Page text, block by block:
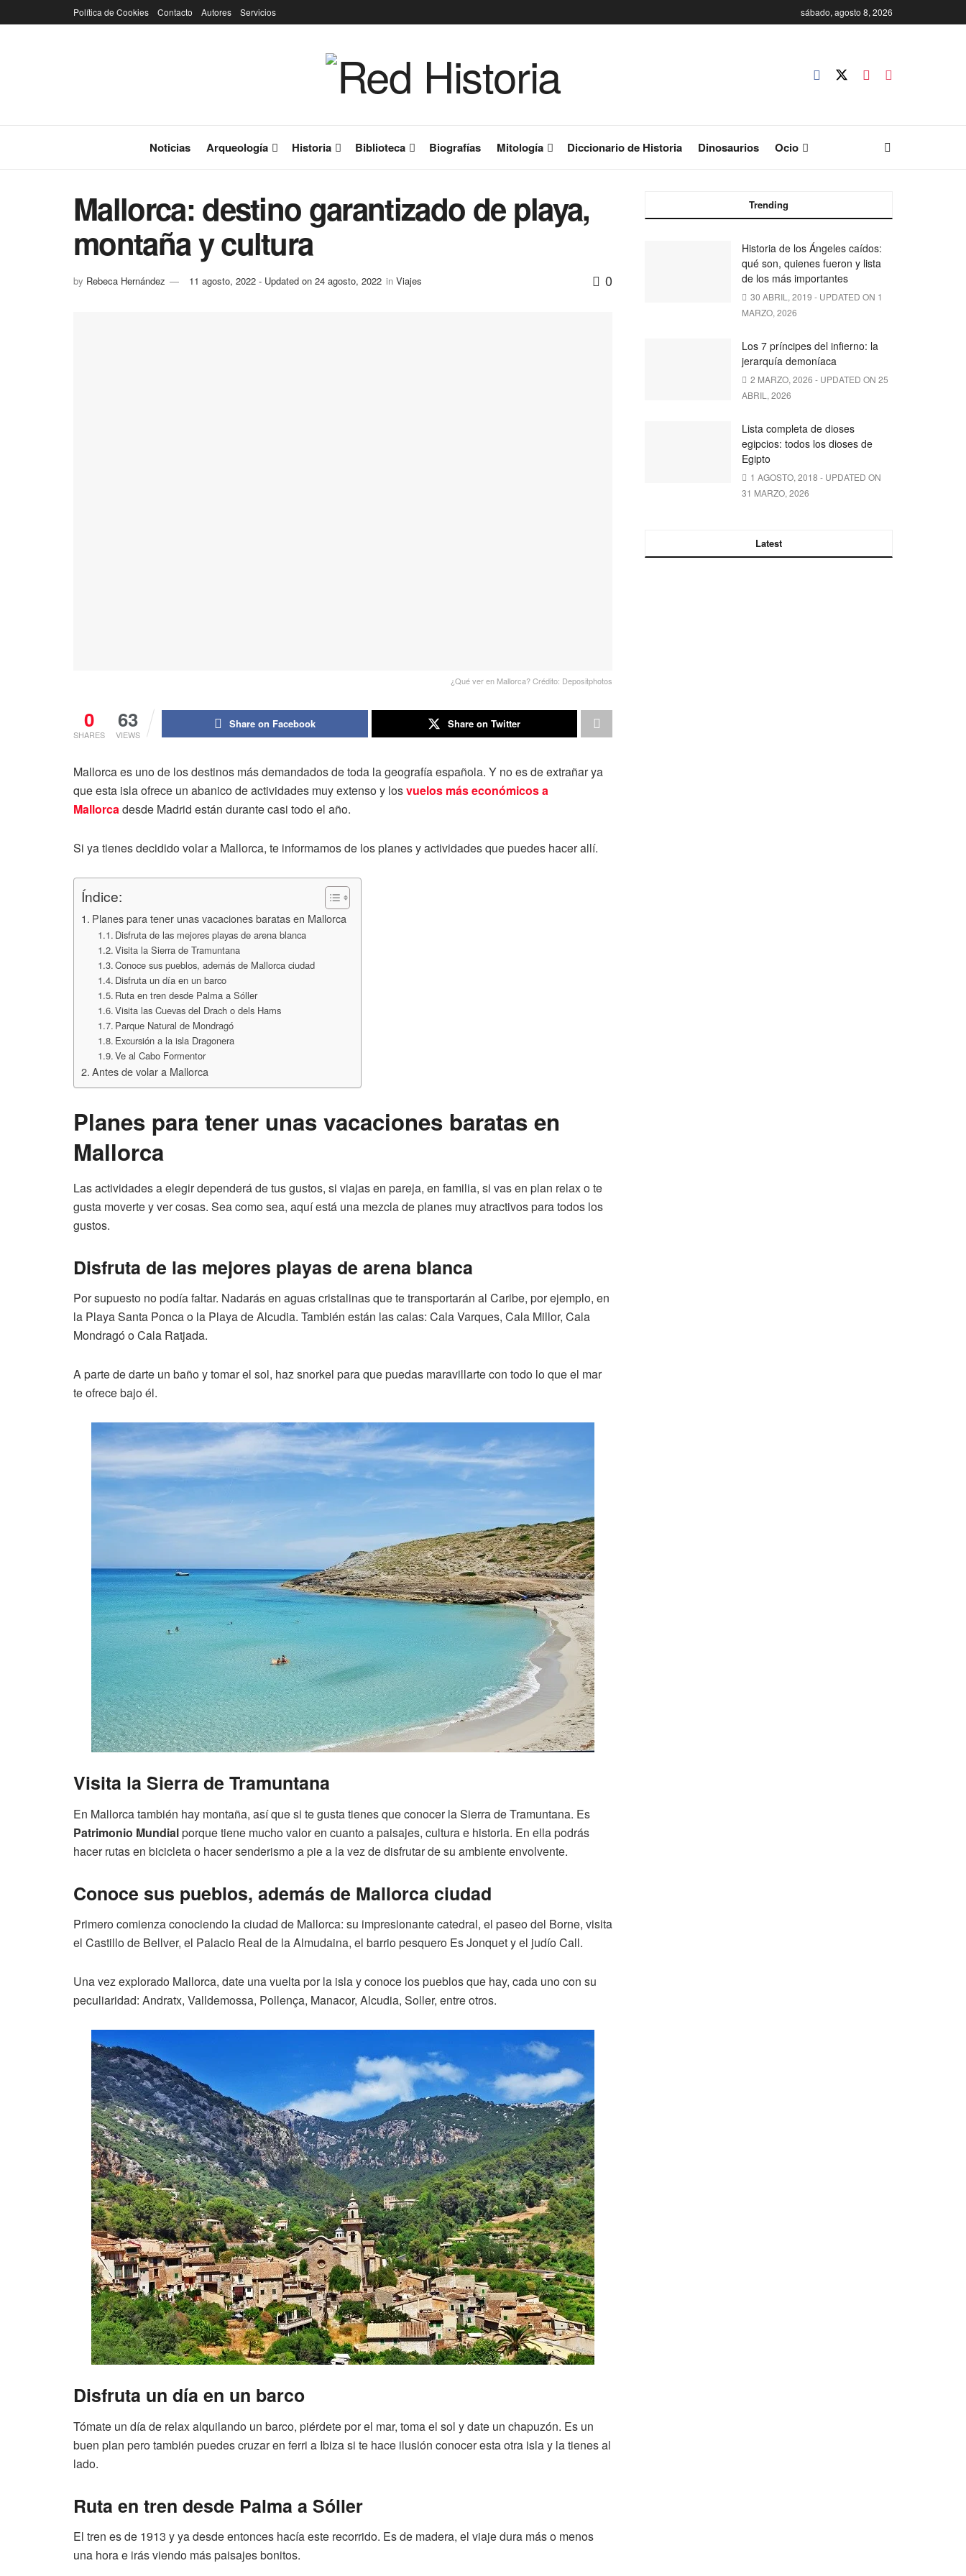
Política de Cookies Contacto Autores Servicios sábado, agosto 8, 2026
Noticias Arqueología Historia Biblioteca Biografías Mitología Diccionario de Historia Dinosaurios Ocio
Mallorca: destino garantizado de playa,
montaña y cultura
by Rebeca Hernández 11 agosto, 2022 - Updated on 24 agosto, 2022 in Viajes 0
¿Qué ver en Mallorca? Crédito: Depositphotos
0
SHARES
63
VIEWS
Share on Facebook Share on Twitter
Mallorca es uno de los destinos más demandados de toda la geografía española. Y no es de extrañar ya
que esta isla ofrece un abanico de actividades muy extenso y losvuelos más económicos a
Mallorcadesde Madrid están durante casi todo el año.
Si ya tienes decidido volar a Mallorca, te informamos de los planes y actividades que puedes hacer allí.
Índice:
Planes para tener unas vacaciones baratas en Mallorca
Disfruta de las mejores playas de arena blanca
Visita la Sierra de Tramuntana
Conoce sus pueblos, además de Mallorca ciudad
Disfruta un día en un barco
Ruta en tren desde Palma a Sóller
Visita las Cuevas del Drach o dels Hams
Parque Natural de Mondragó
Excursión a la isla Dragonera
Ve al Cabo Formentor
Antes de volar a Mallorca
Planes para tener unas vacaciones baratas en
Mallorca
Las actividades a elegir dependerá de tus gustos, si viajas en pareja, en familia, si vas en plan relax o te
gusta moverte y ver cosas. Sea como sea, aquí está una mezcla de planes muy atractivos para todos los
gustos.
Disfruta de las mejores playas de arena blanca
Por supuesto no podía faltar. Nadarás en aguas cristalinas que te transportarán al Caribe, por ejemplo, en
la Playa Santa Ponca o la Playa de Alcudia. También están las calas: Cala Varques, Cala Millor, Cala
Mondragó o Cala Ratjada.
A parte de darte un baño y tomar el sol, haz snorkel para que puedas maravillarte con todo lo que el mar
te ofrece bajo él.
Visita la Sierra de Tramuntana
En Mallorca también hay montaña, así que si te gusta tienes que conocer la Sierra de Tramuntana. Es
Patrimonio Mundialporque tiene mucho valor en cuanto a paisajes, cultura e historia. En ella podrás
hacer rutas en bicicleta o hacer senderismo a pie a la vez de disfrutar de su ambiente envolvente.
Conoce sus pueblos, además de Mallorca ciudad
Primero comienza conociendo la ciudad de Mallorca: su impresionante catedral, el paseo del Borne, visita
el Castillo de Bellver, el Palacio Real de la Almudaina, el barrio pesquero Es Jonquet y el judío Call.
Una vez explorado Mallorca, date una vuelta por la isla y conoce los pueblos que hay, cada uno con su
peculiaridad: Andratx, Valldemossa, Pollença, Manacor, Alcudia, Soller, entre otros.
Disfruta un día en un barco
Tómate un día de relax alquilando un barco, piérdete por el mar, toma el sol y date un chapuzón. Es un
buen plan pero también puedes cruzar en ferri a Ibiza si te hace ilusión conocer esta otra isla y la tienes al
lado.
Ruta en tren desde Palma a Sóller
El tren es de 1913 y ya desde entonces hacía este recorrido. Es de madera, el viaje dura más o menos
una hora e irás viendo más paisajes bonitos.
Trending
Historia de los Ángeles caídos:
qué son, quienes fueron y lista
de los más importantes
30 ABRIL, 2019 - UPDATED ON 1
MARZO, 2026
Los 7 príncipes del infierno: la
jerarquía demoníaca
2 MARZO, 2026 - UPDATED ON 25
ABRIL, 2026
Lista completa de dioses
egipcios: todos los dioses de
Egipto
1 AGOSTO, 2018 - UPDATED ON
31 MARZO, 2026
Latest